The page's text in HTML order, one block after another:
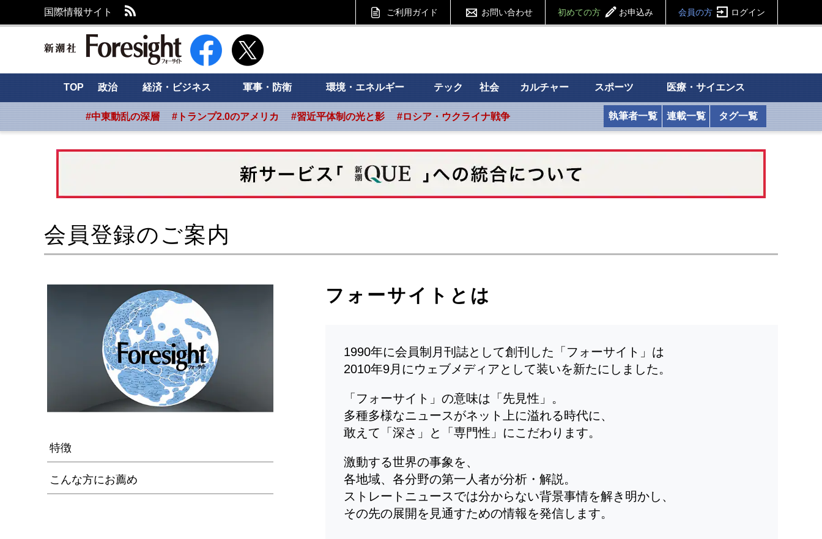
国際情報サイト ご利用ガイド お問い合わせ 初めての方 お申込み 会員の方 ログイン
新潮社 Foresight フォーサイト
TOP 政治 経済・ビジネス 軍事・防衛 環境・エネルギー テック 社会 カルチャー スポーツ 医療・サイエンス
#中東動乱の深層 #トランプ2.0のアメリカ #習近平体制の光と影 #ロシア・ウクライナ戦争 執筆者一覧 連載一覧 タグ一覧
会員登録のご案内
特徴
こんな方にお薦め
フォーサイトとは
1990年に会員制月刊誌として創刊した「フォーサイト」は
2010年9月にウェブメディアとして装いを新たにしました。
「フォーサイト」の意味は「先見性」。
多種多様なニュースがネット上に溢れる時代に、
敢えて「深さ」と「専門性」にこだわります。
激動する世界の事象を、
各地域、各分野の第一人者が分析・解説。
ストレートニュースでは分からない背景事情を解き明かし、
その先の展開を見通すための情報を発信します。